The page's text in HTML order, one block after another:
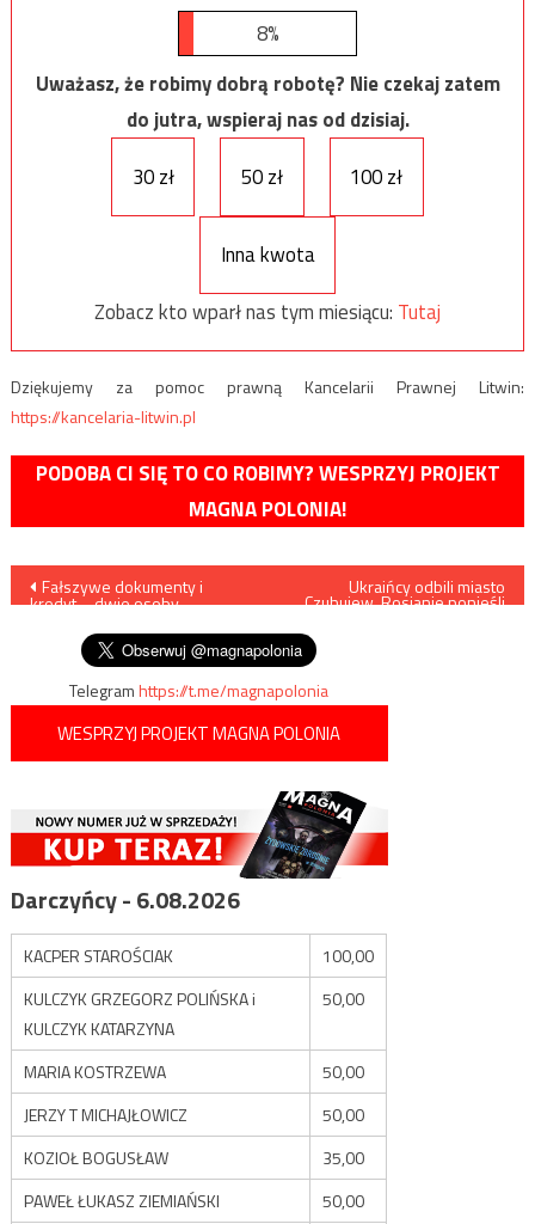
8%
Uważasz, że robimy dobrą robotę? Nie czekaj zatem
do jutra, wspieraj nas od dzisiaj.
30 zł
50 zł 100 zł
Inna kwota
Zobacz kto wparł nas tym miesiącu: Tutaj
Dziękujemy za pomoc prawną Kancelarii Prawnej Litwin:
https://kancelaria-litwin.pl
PODOBA CI SIĘ TO CO ROBIMY? WESPRZYJ PROJEKT
MAGNA POLONIA!
Nawigacja
wpisu
Fałszywe dokumenty i
kredyt – dwie osoby
Ukraińcy odbili miasto
Czuhujew, Rosjanie ponieśli
Telegramhttps://t.me/magnapolonia
WESPRZYJ PROJEKT MAGNA POLONIA
Darczyńcy - 6.08.2026
KACPER STAROŚCIAK
100,00
KULCZYK GRZEGORZ POLIŃSKA i
KULCZYK KATARZYNA
50,00
MARIA KOSTRZEWA
50,00
JERZY T MICHAJŁOWICZ
50,00
KOZIOŁ BOGUSŁAW
35,00
PAWEŁ ŁUKASZ ZIEMIAŃSKI
50,00